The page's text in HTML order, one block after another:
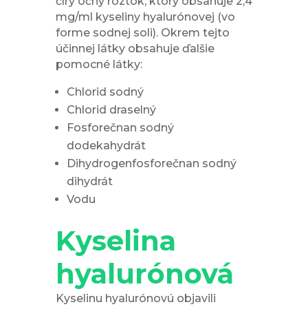
mg/ml kyseliny hyalurónovej (vo
forme sodnej soli). Okrem tejto
účinnej látky obsahuje ďalšie
pomocné látky:
Chlorid sodný
Chlorid draselný
Fosforečnan sodný
dodekahydrát
Dihydrogenfosforečnan sodný
dihydrát
Vodu
Kyselina
hyalurónová
Kyselinu hyalurónovú objavili